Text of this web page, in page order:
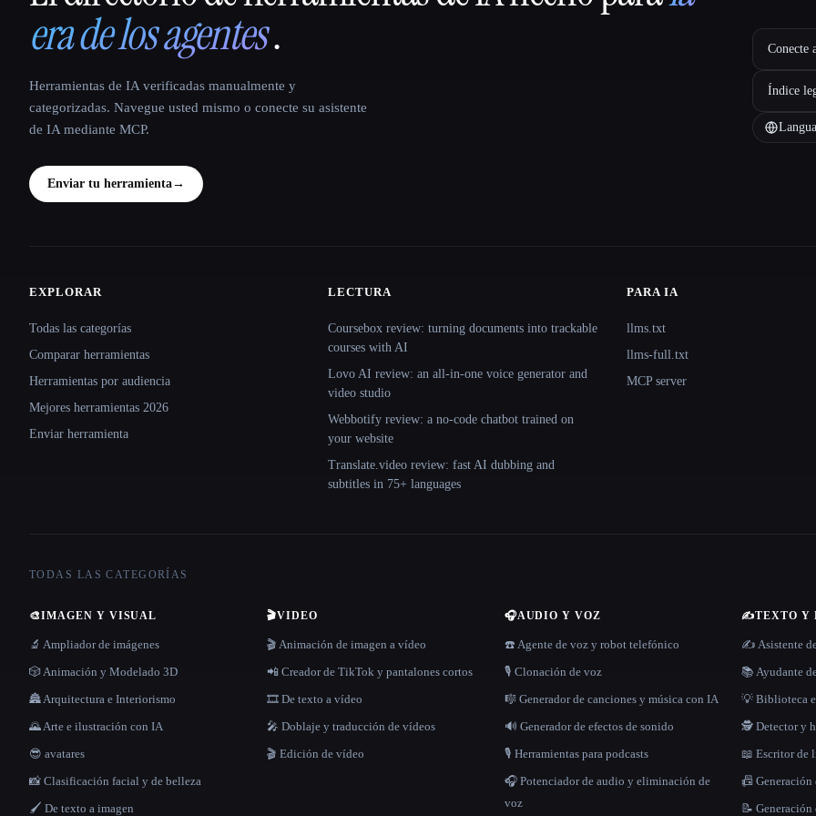
era de los agentes.
Herramientas de IA verificadas manualmente y
categorizadas. Navegue usted mismo o conecte su asistente
de IA mediante MCP.
Enviar tu herramienta→
Conecte
Índice
Site navigation
EXPLORAR
Todas las categorías
Comparar herramientas
Herramientas por audiencia
Mejores herramientas 2026
Enviar herramienta
LECTURA
Coursebox review: turning documents into trackable
courses with AI
Lovo AI review: an all-in-one voice generator and
video studio
Webbotify review: a no-code chatbot trained on
your website
Translate.video review: fast AI dubbing and
subtitles in 75+ languages
PARA IA
llms.txt
llms-full.txt
MCP server
TODAS LAS CATEGORÍAS
🎨IMAGEN Y VISUAL
🔬 Ampliador de imágenes
🎲 Animación y Modelado 3D
🏯 Arquitectura e Interiorismo
🌄 Arte e ilustración con IA
😎 avatares
📸 Clasificación facial y de belleza
🖌️ De texto a imagen
🎬VIDEO
🎬 Animación de imagen a vídeo
📲 Creador de TikTok y pantalones cortos
🎞️ De texto a vídeo
🎤 Doblaje y traducción de vídeos
🎬 Edición de vídeo
🎧AUDIO Y VOZ
☎️ Agente de voz y robot telefónico
🎙️ Clonación de voz
🎼 Generador de canciones y música con IA
🔊 Generador de efectos de sonido
🎙️ Herramientas para podcasts
🎧 Potenciador de audio y eliminación de
voz
✍️TEXTO Y
✍️ Asistente
📚 Ayudante
💡 Biblioteca
🕵️ Detector y
📖 Escritor de
📠
📝